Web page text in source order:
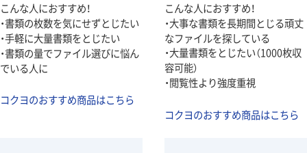
こんな人におすすめ！
・書類の枚数を気にせずとじたい
・手軽に大量書類をとじたい
・書類の量でファイル選びに悩ん
でいる人に
コクヨのおすすめ商品はこちら
こんな人におすすめ！
・大事な書類を長期間とじる頑丈
なファイルを探している
・大量書類をとじたい（1000枚収
容可能）
・閲覧性より強度重視
コクヨのおすすめ商品はこちら